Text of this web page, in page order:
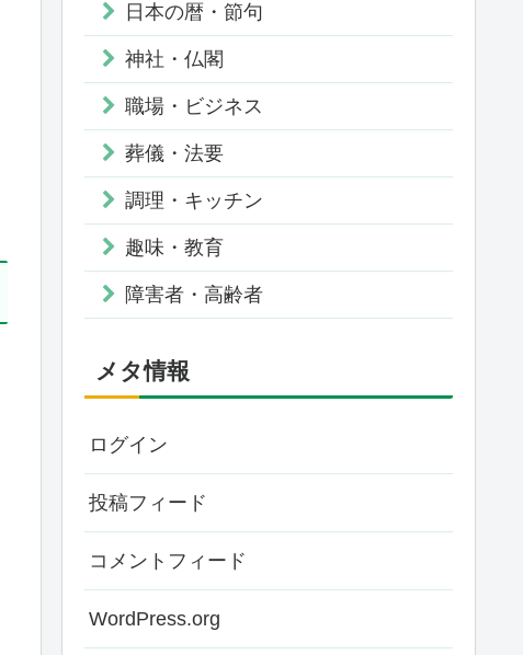
日本の暦・節句
神社・仏閣
職場・ビジネス
葬儀・法要
調理・キッチン
趣味・教育
障害者・高齢者
メタ情報
ログイン
投稿フィード
コメントフィード
WordPress.org